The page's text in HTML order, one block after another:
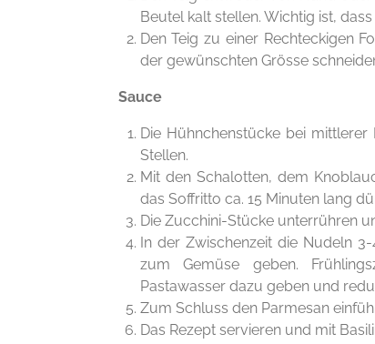
Beutel kalt stellen. Wichtig ist,
Den Teig zu einer Rechteckigen
der gewünschten Grösse
Sauce
Die Hühnchenstücke bei
Stellen.
Mit den Schalotten, dem
das Soffritto ca. 15 Minuten lang
Die Zucchini-Stücke unterrühren
In der Zwischenzeit die Nudeln
zum Gemüse geben.
Pastawasser dazu geben und
Zum Schluss den Parmesan
Das Rezept servieren und mit